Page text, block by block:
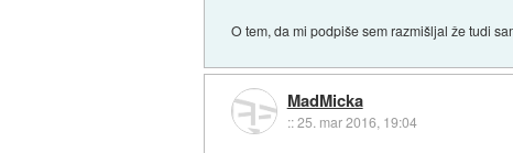
O tem, da mi podpiše sem razmišljal že tudi
MadMicka
::25. mar 2016, 19:04